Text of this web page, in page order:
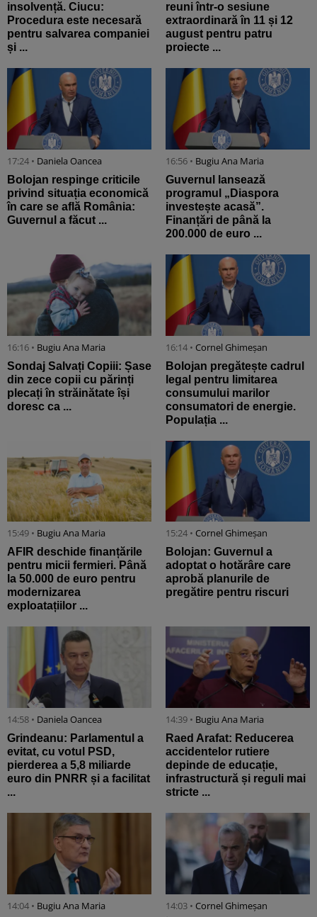
insolvență. Ciucu:
Procedura este necesară
pentru salvarea companiei
și ...
reuni într-o sesiune
extraordinară în 11 și 12
august pentru patru
proiecte ...
17:24 • Daniela Oancea
Bolojan respinge criticile
privind situația economică
în care se află România:
Guvernul a făcut ...
16:56 • Bugiu ⁠Ana Maria
Guvernul lansează
programul „Diaspora
investește acasă”.
Finanțări de până la
200.000 de euro ...
16:16 • Bugiu ⁠Ana Maria
Sondaj Salvați Copiii: Șase
din zece copii cu părinți
plecați în străinătate își
doresc ca ...
16:14 • Cornel Ghimeșan
Bolojan pregătește cadrul
legal pentru limitarea
consumului marilor
consumatori de energie.
Populația ...
15:49 • Bugiu ⁠Ana Maria
AFIR deschide finanțările
pentru micii fermieri. Până
la 50.000 de euro pentru
modernizarea
exploatațiilor ...
15:24 • Cornel Ghimeșan
Bolojan: Guvernul a
adoptat o hotărâre care
aprobă planurile de
pregătire pentru riscuri
14:58 • Daniela Oancea
Grindeanu: Parlamentul a
evitat, cu votul PSD,
pierderea a 5,8 miliarde
euro din PNRR și a facilitat
...
14:39 • Bugiu ⁠Ana Maria
Raed Arafat: Reducerea
accidentelor rutiere
depinde de educație,
infrastructură și reguli mai
stricte ...
14:04 • Bugiu ⁠Ana Maria 14:03 • Cornel Ghimeșan